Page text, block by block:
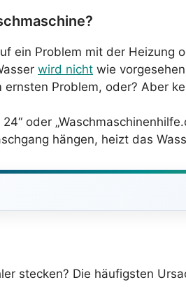
ein Problem mit der Heizung
wird nicht wie
Problem, oder? Aber
oder
hängen, heizt das
stecken? Die häufigsten